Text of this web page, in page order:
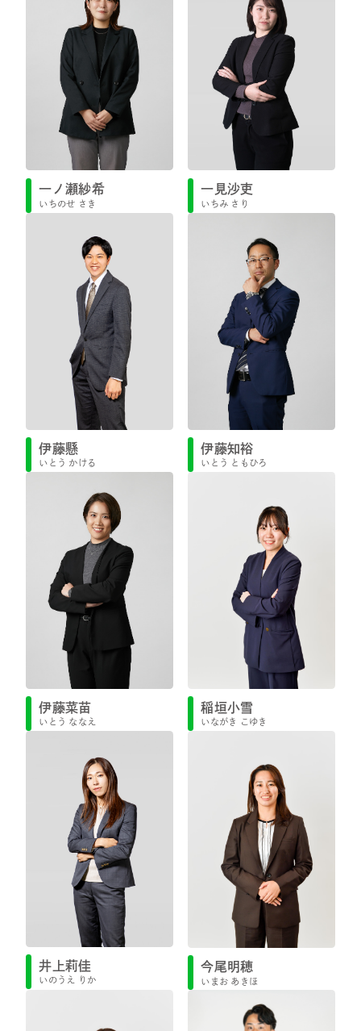
一ノ瀬紗希
いちのせ さき
一見沙吏
いちみ さり
伊藤懸
いとう かける
伊藤知裕
いとう ともひろ
伊藤菜苗
いとう ななえ
稲垣小雪
いながき こゆき
井上莉佳
いのうえ りか
今尾明穂
いまお あきほ